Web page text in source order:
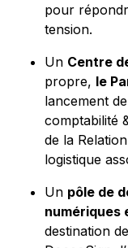
pour
tension.
Un Centre
propre, le
lancement
comptabilité
de la
logistique
Un pôle de
numériques
destination